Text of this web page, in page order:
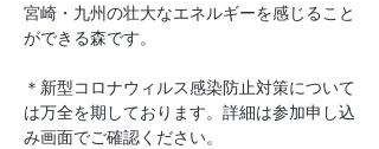
宮崎・九州の壮大なエネルギーを感じること
ができる森です。
＊新型コロナウィルス感染防止対策について
は万全を期しております。詳細は参加申し込
み画面でご確認ください。